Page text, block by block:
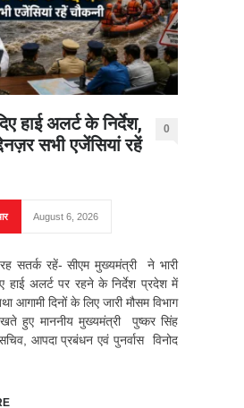
हाई अलर्ट के निर्देश,
सभी एजेंसियां रहें
0
August 6, 2026
सतर्क रहें- सीएम मुख्यमंत्री ने भारी
हाई अलर्ट पर रहने के निर्देश प्रदेश में
आगामी दिनों के लिए जारी मौसम विभाग
हुए माननीय मुख्यमंत्री पुष्कर सिंह
आपदा प्रबंधन एवं पुनर्वास विनोद